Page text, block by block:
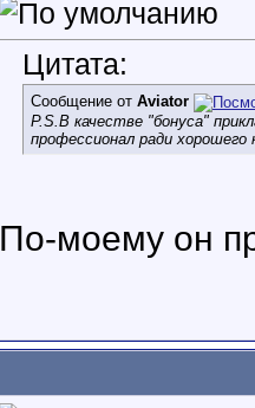
Цитата:
Сообщение от Aviator
P.S.В качестве "бонуса"
профессионал ради хорошего
По-моему он